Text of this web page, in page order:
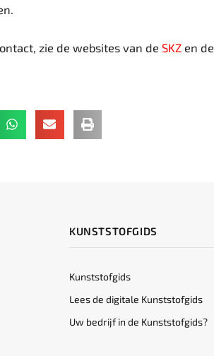
zie de websites van de SKZ en de
KUNSTSTOFGIDS
Kunststofgids
Lees de digitale Kunststofgids
Uw bedrijf in de Kunststofgids?